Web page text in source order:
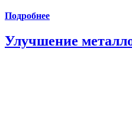
Подробнее
Улучшение